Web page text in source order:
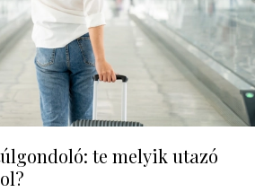
te melyik utazó